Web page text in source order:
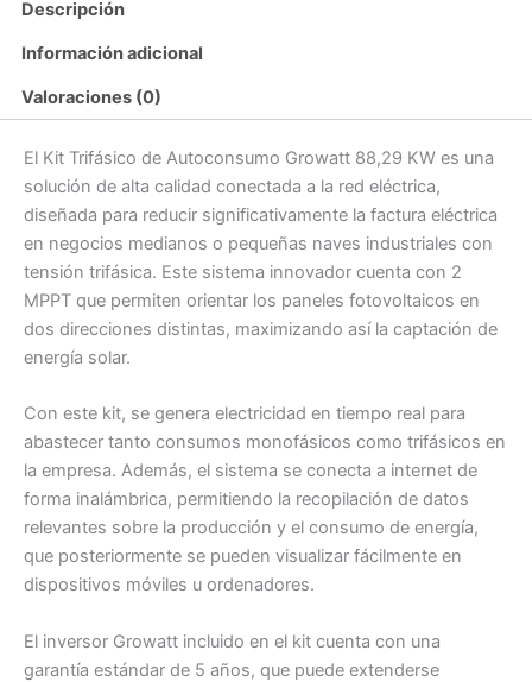
Descripción
Información adicional
Valoraciones (0)
El Kit Trifásico de Autoconsumo Growatt 88,29 KW es una
solución de alta calidad conectada a la red eléctrica,
diseñada para reducir significativamente la factura eléctrica
en negocios medianos o pequeñas naves industriales con
tensión trifásica. Este sistema innovador cuenta con 2
MPPT que permiten orientar los paneles fotovoltaicos en
dos direcciones distintas, maximizando así la captación de
energía solar.
Con este kit, se genera electricidad en tiempo real para
abastecer tanto consumos monofásicos como trifásicos en
la empresa. Además, el sistema se conecta a internet de
forma inalámbrica, permitiendo la recopilación de datos
relevantes sobre la producción y el consumo de energía,
que posteriormente se pueden visualizar fácilmente en
dispositivos móviles u ordenadores.
El inversor Growatt incluido en el kit cuenta con una
garantía estándar de 5 años, que puede extenderse